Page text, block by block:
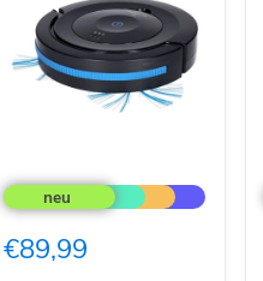
Saugroboter
R2
120
€89,99